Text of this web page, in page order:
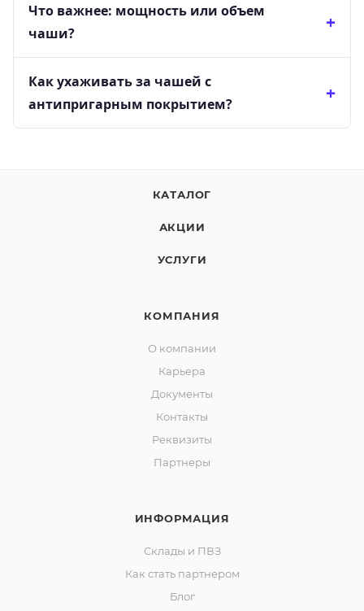
Что важнее: мощность или объем
чаши?
Как ухаживать за чашей с
антипригарным покрытием?
КАТАЛОГ
АКЦИИ
УСЛУГИ
КОМПАНИЯ
О компании
Карьера
Документы
Контакты
Реквизиты
Партнеры
ИНФОРМАЦИЯ
Склады и ПВЗ
Как стать партнером
Блог